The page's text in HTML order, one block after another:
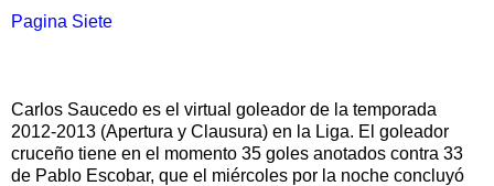
Pagina Siete
Carlos Saucedo es el virtual goleador de la temporada
2012-2013 (Apertura y Clausura) en la Liga. El goleador
cruceño tiene en el momento 35 goles anotados contra 33
de Pablo Escobar, que el miércoles por la noche concluyó